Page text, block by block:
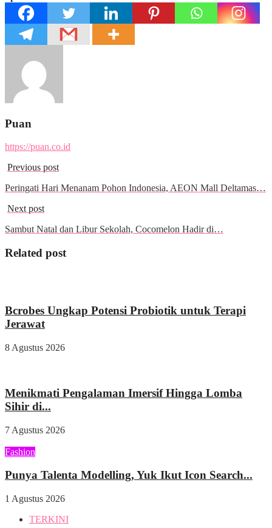
Puan
https://puan.co.id
Previous post
Peringati Hari Menanam Pohon Indonesia, AEON Mall Deltamas…
Next post
Sambut Natal dan Libur Sekolah, Cocomelon Hadir di…
Related post
Bcrobes Ungkap Potensi Probiotik untuk Terapi
Jerawat
8 Agustus 2026
Menikmati Pengalaman Imersif Hingga Lomba
Sihir di...
7 Agustus 2026
Fashion
Punya Talenta Modelling, Yuk Ikut Icon Search...
1 Agustus 2026
TERKINI